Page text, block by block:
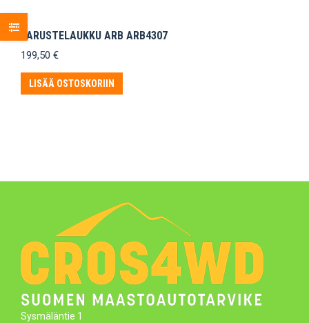
VARUSTELAUKKU ARB ARB4307
199,50 €
LISÄÄ OSTOSKORIIN
Sysmäläntie 1